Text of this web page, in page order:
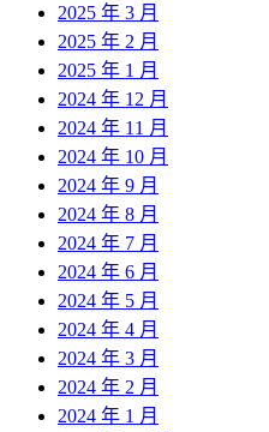
2025 年 3 月
2025 年 2 月
2025 年 1 月
2024 年 12 月
2024 年 11 月
2024 年 10 月
2024 年 9 月
2024 年 8 月
2024 年 7 月
2024 年 6 月
2024 年 5 月
2024 年 4 月
2024 年 3 月
2024 年 2 月
2024 年 1 月